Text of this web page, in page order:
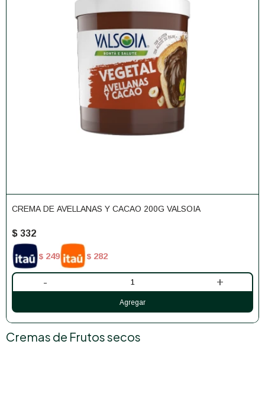
CREMA DE AVELLANAS Y CACAO 200G VALSOIA
$ 332
$ 249 $ 282
- +
Cremas de Frutos secos